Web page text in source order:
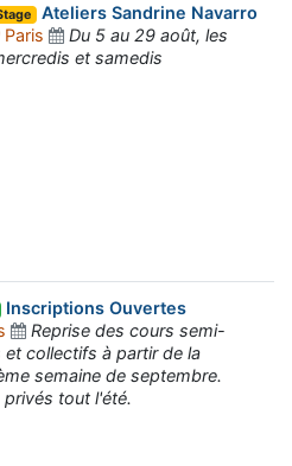
Ateliers Sandrine Navarro
Paris
Du 5 au 29 août, les
et samedis
Inscriptions Ouvertes
Reprise des cours semi-
et collectifs à partir de la
semaine de septembre.
privés tout l'été.